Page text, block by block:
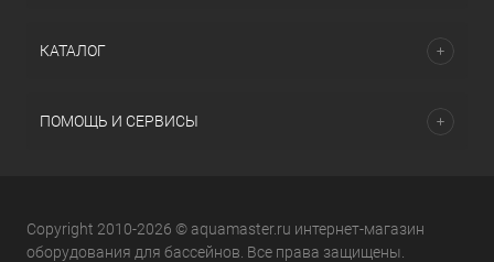
КАТАЛОГ
ПОМОЩЬ И СЕРВИСЫ
Copyright 2010-2026 © aquamaster.ru интернет-магазин
оборудования для бассейнов. Все права защищены.